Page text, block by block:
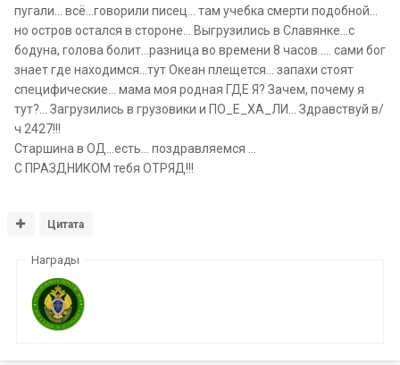
пугали... всё...говорили писец... там учебка смерти подобной...
но остров остался в стороне... Выгрузились в Славянке...с
бодуна, голова болит...разница во времени 8 часов .... сами бог
знает где находимся...тут Океан плещется... запахи стоят
специфические... мама моя родная ГДЕ Я? Зачем, почему я
тут?... Загрузились в грузовики и ПО_Е_ХА_ЛИ... Здравствуй в/
ч 2427!!!
Старшина в ОД...есть... поздравляемся ...
С ПРАЗДНИКОМ тебя ОТРЯД!!!
Цитата
Награды